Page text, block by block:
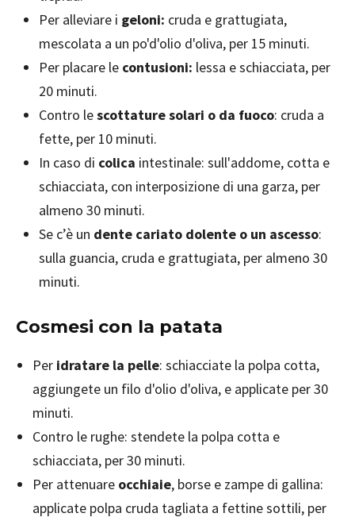
Per alleviare i geloni: cruda e grattugiata,
mescolata a un po'd'olio d'oliva, per 15 minuti.
Per placare le contusioni: lessa e schiacciata, per
20 minuti.
Contro lescottature solari o da fuoco: cruda a
fette, per 10 minuti.
In caso di colica intestinale: sull'addome, cotta e
schiacciata, con interposizione di una garza, per
almeno 30 minuti.
Se c’è un dente cariato dolente o un ascesso:
sulla guancia, cruda e grattugiata, per almeno 30
minuti.
Cosmesi con la patata
Per idratare la pelle: schiacciate la polpa cotta,
aggiungete un filo d'olio d'oliva, e applicate per 30
minuti.
Contro le rughe: stendete la polpa cotta e
schiacciata, per 30 minuti.
Per attenuare occhiaie, borse e zampe di gallina:
applicate polpa cruda tagliata a fettine sottili, per